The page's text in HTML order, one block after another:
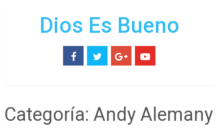
Dios Es Bueno
Categoría: Andy Alemany